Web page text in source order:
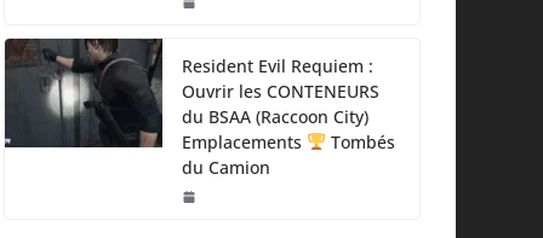
Resident Evil Requiem :
Ouvrir les CONTENEURS
du BSAA (Raccoon City)
Emplacements
Tombés
du Camion